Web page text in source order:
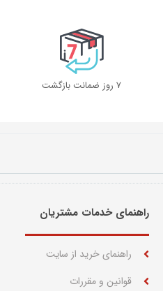
۷ روز ضمانت بازگشت
راهنمای خدمات مشتریان
راهنمای خرید از سایت
قوانین و مقررات